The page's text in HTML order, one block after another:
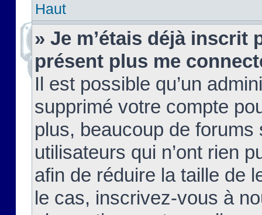
Haut
» Je m’étais déjà inscrit
présent plus me
Il est possible qu’un
supprimé votre compte
plus, beaucoup de
utilisateurs qui n’ont rien
afin de réduire la taille de
le cas, inscrivez-vous à